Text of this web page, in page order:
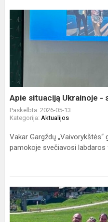
Apie
situaciją
Ukrainoje
savanorės
pasakojimas
Apie situaciją Ukrainoje -
Paskelbta: 2026-05-13
Kategorija: Aktualijos
Vakar Gargždų
pamokoje svečiavosi labdaros
Tarptautiniai
horizontai
atveriami